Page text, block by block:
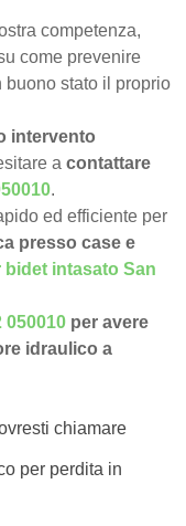
competenza,
come prevenire
buono stato il proprio
intervento
acontattare
.
ed efficiente per
presso case e
intasato San
050010 per avere
idraulico a
chiamare
per perdita in